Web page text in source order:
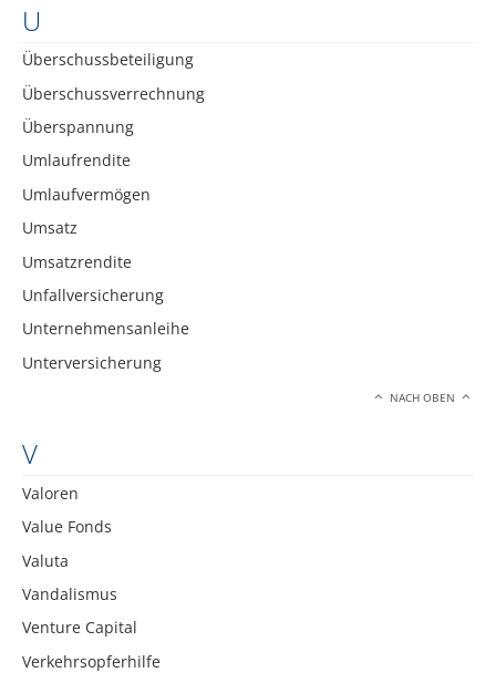
U
Überschussbeteiligung
Überschussverrechnung
Überspannung
Umlaufrendite
Umlaufvermögen
Umsatz
Umsatzrendite
Unfallversicherung
Unternehmensanleihe
Unterversicherung
NACH OBEN
V
Valoren
Value Fonds
Valuta
Vandalismus
Venture Capital
Verkehrsopferhilfe